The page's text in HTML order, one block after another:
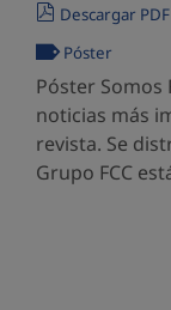
Descargar PDF
Póster
Póster Somos
noticias más
revista. Se
Grupo FCC